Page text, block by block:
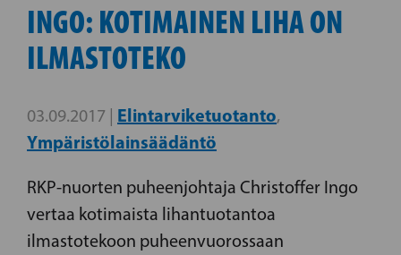
INGO: KOTIMAINEN LIHA ON
ILMASTOTEKO
03.09.2017 | Elintarviketuotanto,
Ympäristölainsäädäntö
RKP-nuorten puheenjohtaja Christoffer Ingo
vertaa kotimaista lihantuotantoa
ilmastotekoon puheenvuorossaan